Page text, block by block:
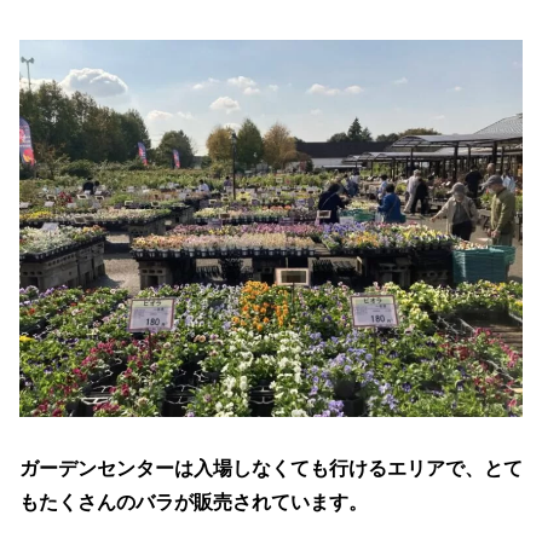
ガーデンセンターは入場しなくても行けるエリアで、とて
もたくさんのバラが販売されています。